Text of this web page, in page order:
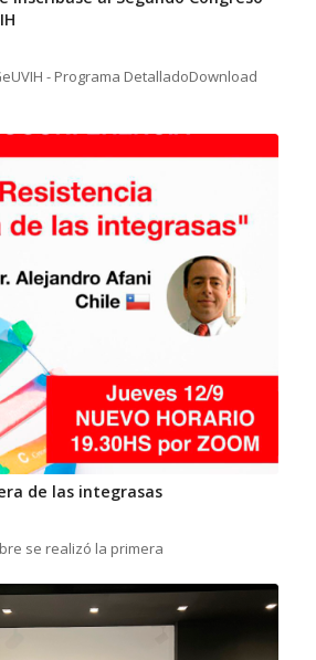
- Programa DetalladoDownload
de las integrasas
se realizó la primera